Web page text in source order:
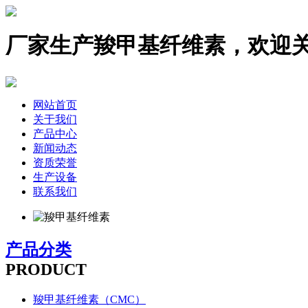
厂家生产羧甲基纤维素，欢迎
网站首页
关于我们
产品中心
新闻动态
资质荣誉
生产设备
联系我们
产品分类
PRODUCT
羧甲基纤维素（CMC）